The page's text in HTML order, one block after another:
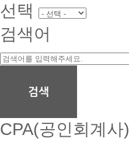
선택
검색어
CPA(공인회계사)